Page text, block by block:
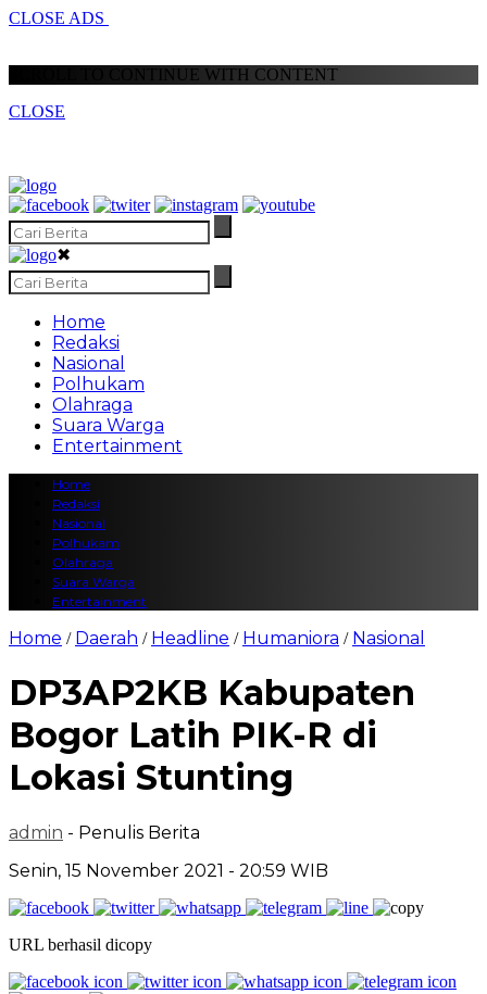
CLOSE ADS
SCROLL TO CONTINUE WITH CONTENT
CLOSE
✖
Home
Redaksi
Nasional
Polhukam
Olahraga
Suara Warga
Entertainment
Home
Redaksi
Nasional
Polhukam
Olahraga
Suara Warga
Entertainment
Home / Daerah / Headline / Humaniora / Nasional
DP3AP2KB Kabupaten
Bogor Latih PIK-R di
Lokasi Stunting
admin - Penulis Berita
Senin, 15 November 2021 - 20:59 WIB
URL berhasil dicopy